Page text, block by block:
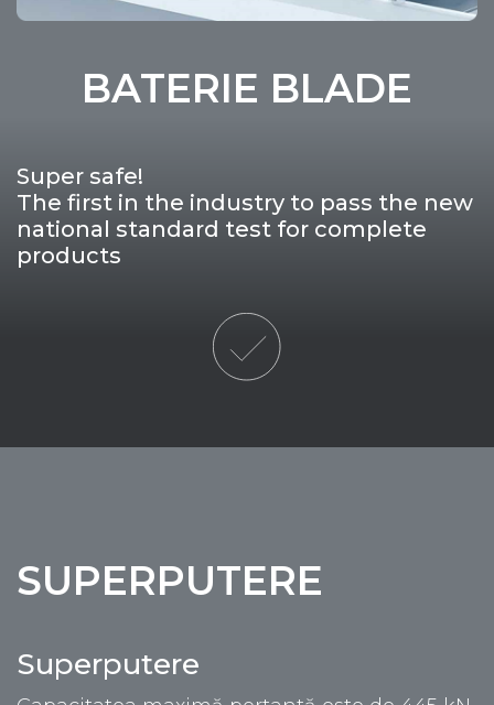
BATERIE BLADE
Super safe!
The first in the industry to pass the new
national standard test for complete
products
SUPERPUTERE
Superputere